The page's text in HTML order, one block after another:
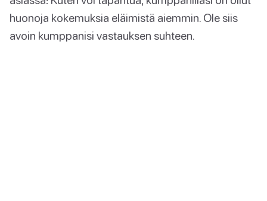
huonoja kokemuksia eläimistä aiemmin. Ole siis
avoin kumppanisi vastauksen suhteen.